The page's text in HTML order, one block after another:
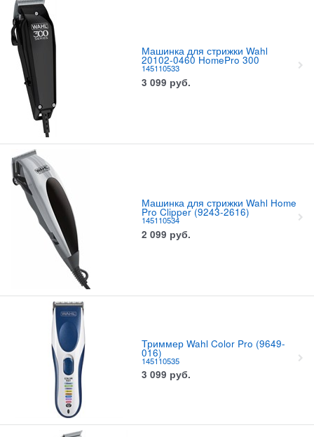
Машинка для стрижки Wahl
20102-0460 HomePro 300
145110533
3 099 руб.
Машинка для стрижки Wahl Home
Pro Clipper (9243-2616)
145110534
2 099 руб.
Триммер Wahl Color Pro (9649-
016)
145110535
3 099 руб.